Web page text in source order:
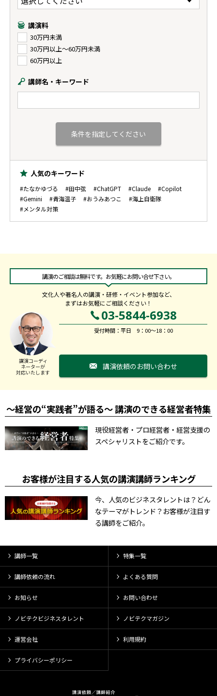
講演料
30万円未満
30万円以上〜60万円未満
60万円以上
講師名・キーワード
人気のキーワード
#たなかゆづる #田中弦 #ChatGPT #Claude
#Copilot
#Gemini
#青海温子 #おうみあつこ
#海上自衛隊
#メンタル対策
講演のご相談は無料です。お気軽にお問い合せ下さい。
文化人や著名人の講演・研修・イベント参加など、
まずはお気軽にご相談ください！
講演コーディ
ネーターが
対応いたします
03-5844-6938
受付時間：平日 9：00～18：00
講演依頼のお問い合わせ
～経営の“実践者”が語る～ 講演のできる経営者特集
現役経営者・プロ経営者・経営支援の
スペシャリストをご紹介です。
お客様が注目する人気の講演講師ランキング
今、人気のビジネスタレントは？どん
なテーマがトレンド？お客様が注目す
る講師をご紹介。
講師一覧 特集一覧
講師依頼の流れ よくある質問
お知らせ お問い合わせ
ノビテクビジネスタレント ノビテクマガジン
運営会社 利用規約
プライバシーポリシー